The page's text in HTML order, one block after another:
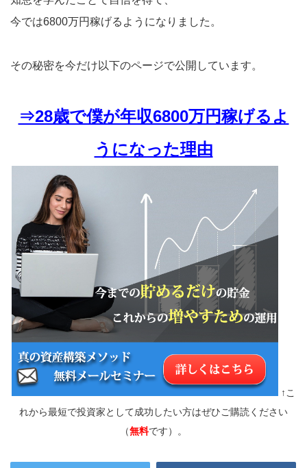
今では6800万円稼げるようになりました。
その秘密を今だけ以下のページで公開しています。
⇒28歳で僕が年収6800万円稼げるよ
うになった理由
↑こ
れから最短で投資家として成功したい方はぜひご購読ください
（無料です）。